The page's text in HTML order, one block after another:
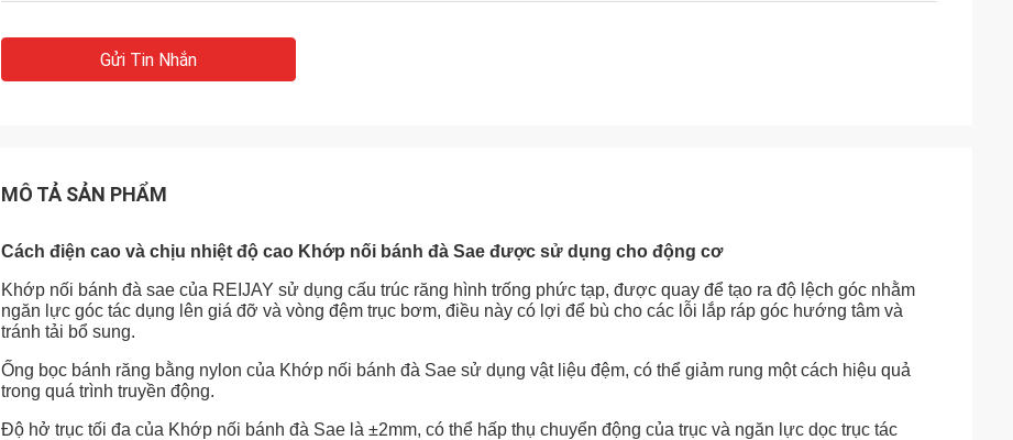
Gửi Tin Nhắn
MÔ TẢ SẢN PHẨM
Cách điện cao và chịu nhiệt độ cao Khớp nối bánh đà Sae được sử dụng cho động cơ
Khớp nối bánh đà sae của REIJAY sử dụng cấu trúc răng hình trống phức tạp, được quay để tạo ra độ lệch góc nhằm
ngăn lực góc tác dụng lên giá đỡ và vòng đệm trục bơm, điều này có lợi để bù cho các lỗi lắp ráp góc hướng tâm và
tránh tải bổ sung.
Ống bọc bánh răng bằng nylon của Khớp nối bánh đà Sae sử dụng vật liệu đệm, có thể giảm rung một cách hiệu quả
trong quá trình truyền động.
Độ hở trục tối đa của Khớp nối bánh đà Sae là ±2mm, có thể hấp thụ chuyển động của trục và ngăn lực dọc trục tác